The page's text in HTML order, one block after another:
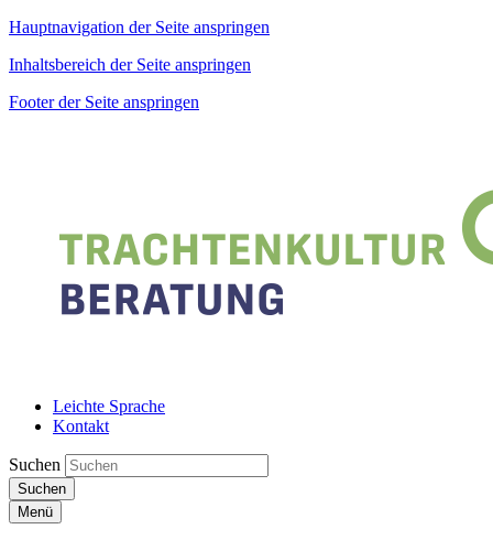
Hauptnavigation der Seite anspringen
Inhaltsbereich der Seite anspringen
Footer der Seite anspringen
Leichte Sprache
Kontakt
Suchen
Suchen
Menü